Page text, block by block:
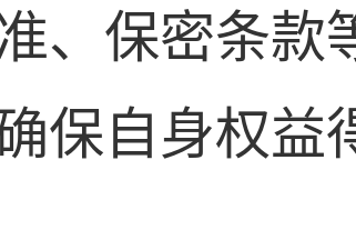
、保密条款
保自身权益